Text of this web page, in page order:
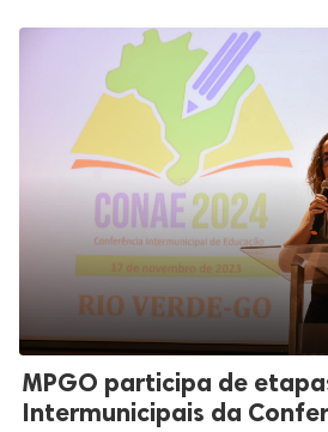
MPGO participa de
Intermunicipais da